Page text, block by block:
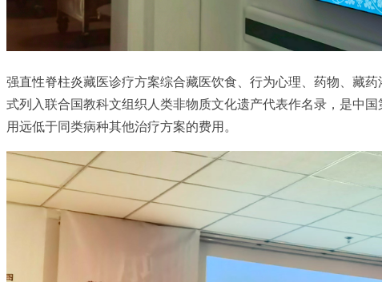
强直性脊柱炎藏医诊疗方案综合藏医饮食、行为心理、药物、藏
式列入联合国教科文组织人类非物质文化遗产代表作名录，是中
用远低于同类病种其他治疗方案的费用。